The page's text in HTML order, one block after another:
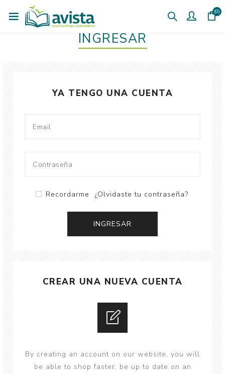
(0)
INGRESAR
YA TENGO UNA CUENTA
Recordarme ¿Olvidaste tu contraseña?
CREAR UNA NUEVA CUENTA
By creating an account on our website, you will
be able to shop faster, be up to date on an